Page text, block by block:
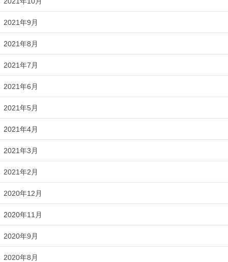
2021年9月
2021年8月
2021年7月
2021年6月
2021年5月
2021年4月
2021年3月
2021年2月
2020年12月
2020年11月
2020年9月
2020年8月